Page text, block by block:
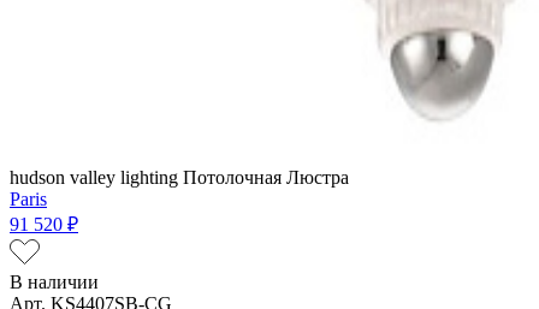
hudson valley lighting Потолочная Люстра
Paris
91 520 ₽
В наличии
Арт. KS4407SB-CG